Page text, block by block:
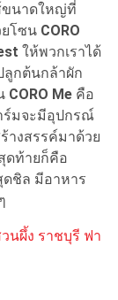
ขนาดใหญ่ที่
โซน CORO
ให้พวกเราได้
ลูกต้นกล้าผัก
CORO Me คือ
ร์มจะมีอุปกรณ์
างสรรค์มาด้วย
ดท้ายก็คือ
ดชิล มีอาหาร
วนผึ้ง ราชบุรี ฟา